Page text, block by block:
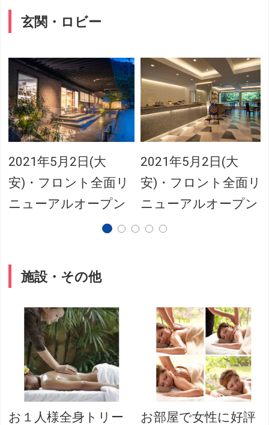
玄関・ロビー
2021年5月2日(大
安)・フロント全面リ
ニューアルオープン
2021年5月2日(大
安)・フロント全面リ
ニューアルオープン
施設・その他
お１人様全身トリー
お部屋で女性に好評